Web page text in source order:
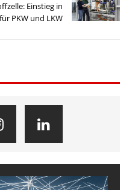
Einstieg in
PKW und LKW